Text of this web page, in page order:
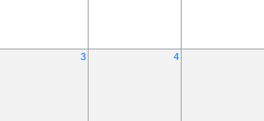
3 4